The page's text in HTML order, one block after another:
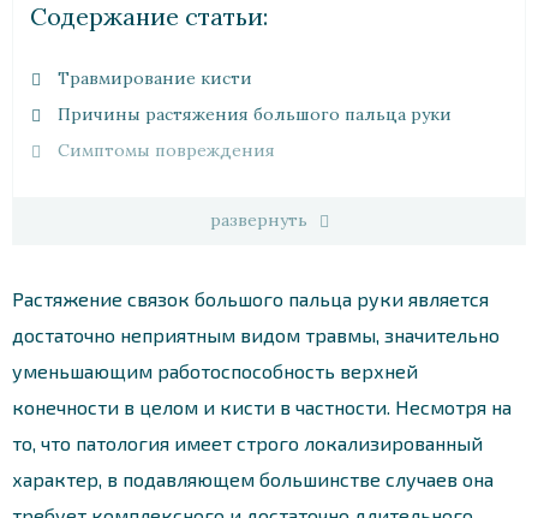
Cодержание статьи:
Травмирование кисти
Причины растяжения большого пальца руки
Симптомы повреждения
развернуть
Растяжение связок большого пальца руки является
достаточно неприятным видом травмы, значительно
уменьшающим работоспособность верхней
конечности в целом и кисти в частности. Несмотря на
то, что патология имеет строго локализированный
характер, в подавляющем большинстве случаев она